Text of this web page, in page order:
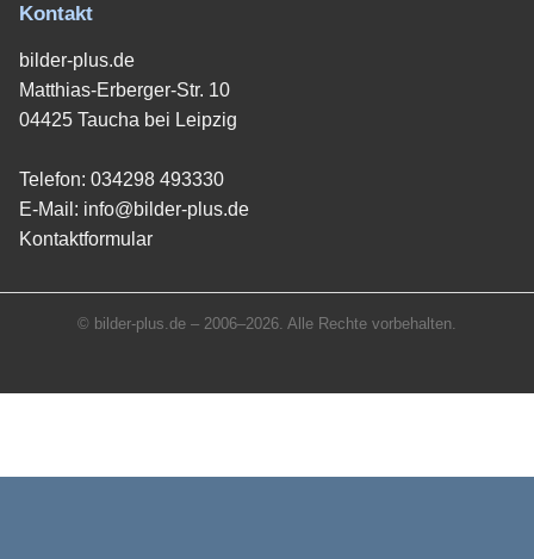
Kontakt
bilder-plus.de
Matthias-Erberger-Str. 10
04425 Taucha bei Leipzig
Telefon: 034298 493330
E-Mail: info@bilder-plus.de
Kontaktformular
© bilder-plus.de – 2006–2026. Alle Rechte vorbehalten.